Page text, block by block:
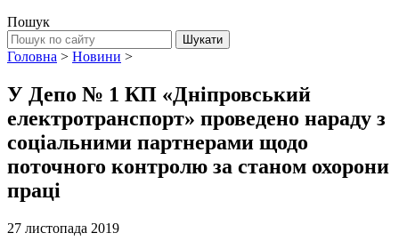
Пошук
Головна > Новини >
У Депо № 1 КП «Дніпровський
електротранспорт» проведено нараду з
соціальними партнерами щодо
поточного контролю за станом охорони
праці
27 листопада 2019